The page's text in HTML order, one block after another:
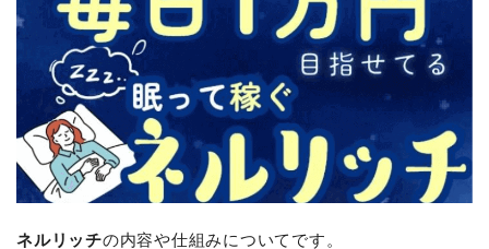
ネルリッチの内容や仕組みについてです。